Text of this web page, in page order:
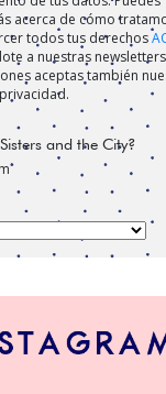
acerca de cómo
todos tus derechos
a nuestras
aceptas también
and the City?